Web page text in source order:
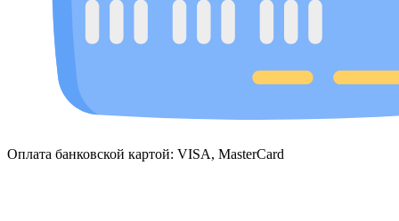
Оплата банковской картой: VISA, MasterCard